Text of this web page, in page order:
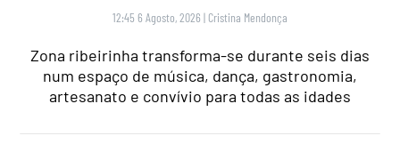
12:45 6 Agosto, 2026 | Cristina Mendonça
Zona ribeirinha transforma-se durante seis dias
num espaço de música, dança, gastronomia,
artesanato e convívio para todas as idades